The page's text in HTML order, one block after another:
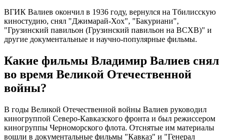
ВГИК Валиев окончил в 1936 году, вернулся на Тбилисскую
киностудию, снял "Джимарай-Хох", "Бакуриани",
"Грузинский павильон (Грузинский павильон на ВСХВ)" и
другие документальные и научно-популярные фильмы.
Какие фильмы Владимир Валиев снял
во время Великой Отечественной
войны?
В годы Великой Отечественной войны Валиев руководил
киногруппой Северо-Кавказского фронта и был режиссером
киногруппы Черноморского флота. Отснятые им материалы
вошли в документальные фильмы "Кавказ" и "Генерал